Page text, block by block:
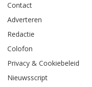
Contact
Adverteren
Redactie
Colofon
Privacy & Cookiebeleid
Nieuwsscript